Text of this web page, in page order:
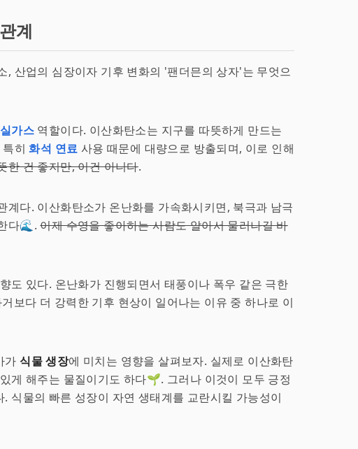
계
, 산업의 심장이자 기후 변화의 '팬더믄의 상자'는 무엇으
가스 역할이다. 이산화탄소는 지구를 따뜻하게 만드는
특히화석 연료 사용 때문에 대량으로 방출되며, 이로 인해
한 건 좋지만, 이건 아니다.
계다. 이산화탄소가 온난화를 가속화시키면, 북극과 남극
다🌊.이제 수영을 좋아하는 사람도 알아서 물러나길 바
도 있다. 온난화가 진행되면서 태풍이나 폭우 같은 극한
보다 더 강력한 기후 현상이 일어나는 이유 중 하나로 이
가 식물 생장에 미치는 영향을 살펴보자. 실제로 이산화탄
게 해주는 물질이기도 하다🌱. 그러나 이것이 모두 긍정
식물의 빠른 성장이 자연 생태계를 교란시킬 가능성이